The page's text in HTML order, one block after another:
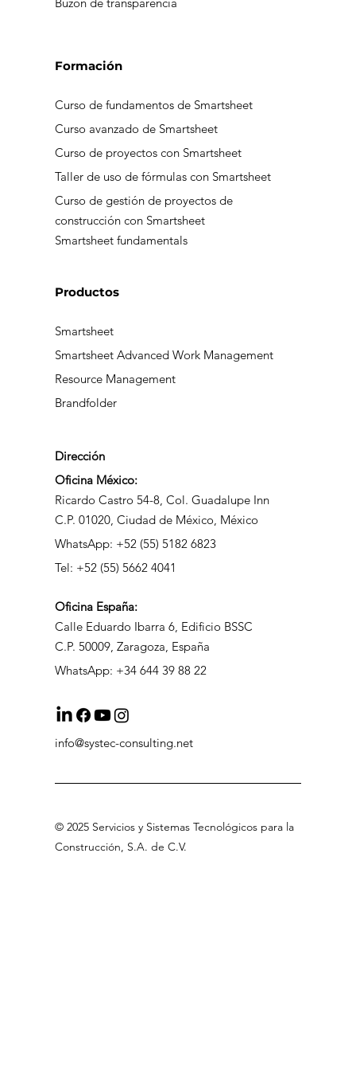
Dirección
Oficina México:
Ricardo Castro 54-8, Col. Guadalupe Inn
C.P. 01020, Ciudad de México, México
Tel: +52 (55) 5662 4041
WhatsApp: +52 (55) 5182 6823
OficinaEspaña:
Calle Eduardo Ibarra 6, Edificio BSSC
C.P. 50009, Zaragoza, España
WhatsApp: +34 644 39 88 22
info@systec-consulting.net
Productos
Smartsheet
Resource Management
Brandfolder
Smartsheet Advanced Work Management
Formación
Curso de fundamentos de Smartsheet
Curso avanzado de Smartsheet
Curso de proyectos con Smartsheet
Taller de uso de fórmulas con Smartsheet
Curso de gestión de proyectos de
construcción con Smartsheet
Smartsheet fundamentals
© 2025 Servicios y Sistemas Tecnológicos para la
Construcción, S.A. de C.V.